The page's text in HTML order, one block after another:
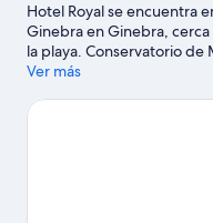
Hotel Royal se encuentra
Ginebra en Ginebra,
la playa. Conservatorio de
lugares culturales
Vives y Golf Club de
Ver más